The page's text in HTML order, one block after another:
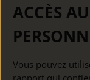
ACCÈS
Vous pouvez
rapport qui